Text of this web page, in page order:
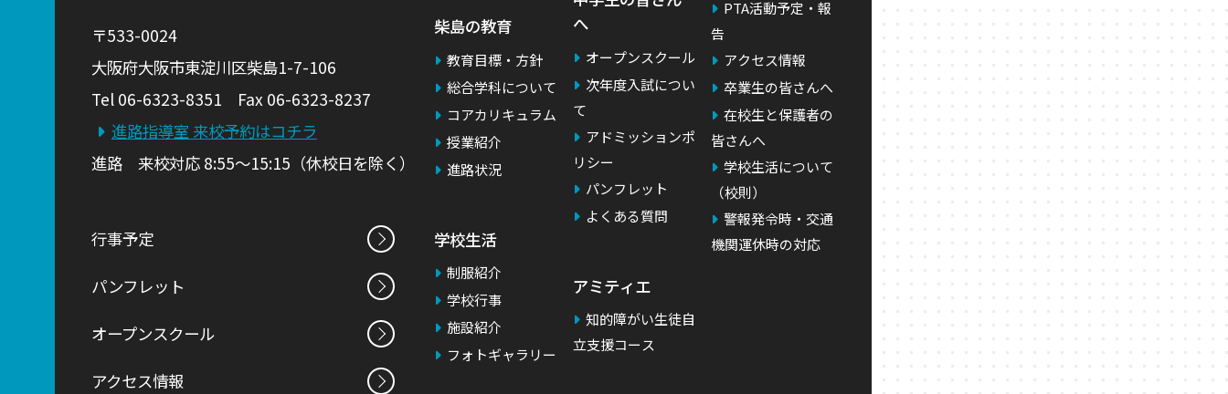
〒533-0024
大阪府大阪市東淀川区柴島1-7-106
Tel 06-6323-8351 Fax 06-6323-8237
進路指導室 来校予約はコチラ
進路 来校対応 8:55～15:15（休校日を除く）
行事予定
パンフレット
オープンスクール
アクセス情報
柴島の教育
教育目標・方針
総合学科について
コアカリキュラム
授業紹介
進路状況
学校生活
制服紹介
学校行事
施設紹介
フォトギャラリー
へ
オープンスクール
次年度入試につい
て
アドミッションポ
リシー
パンフレット
よくある質問
アミティエ
知的障がい生徒自
立支援コース
PTA活動予定・報
告
アクセス情報
卒業生の皆さんへ
在校生と保護者の
皆さんへ
学校生活について
（校則）
警報発令時・交通
機関運休時の対応